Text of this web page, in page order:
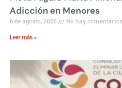
Adicción en Menores
6 de agosto, 2026 No hay comentarios
Leer más »